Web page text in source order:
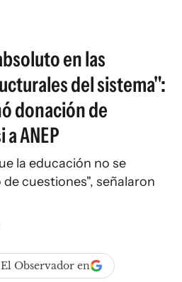
en las
del sistema":
donación de
ANEP
la educación no se
cuestiones", señalaron
Observador en